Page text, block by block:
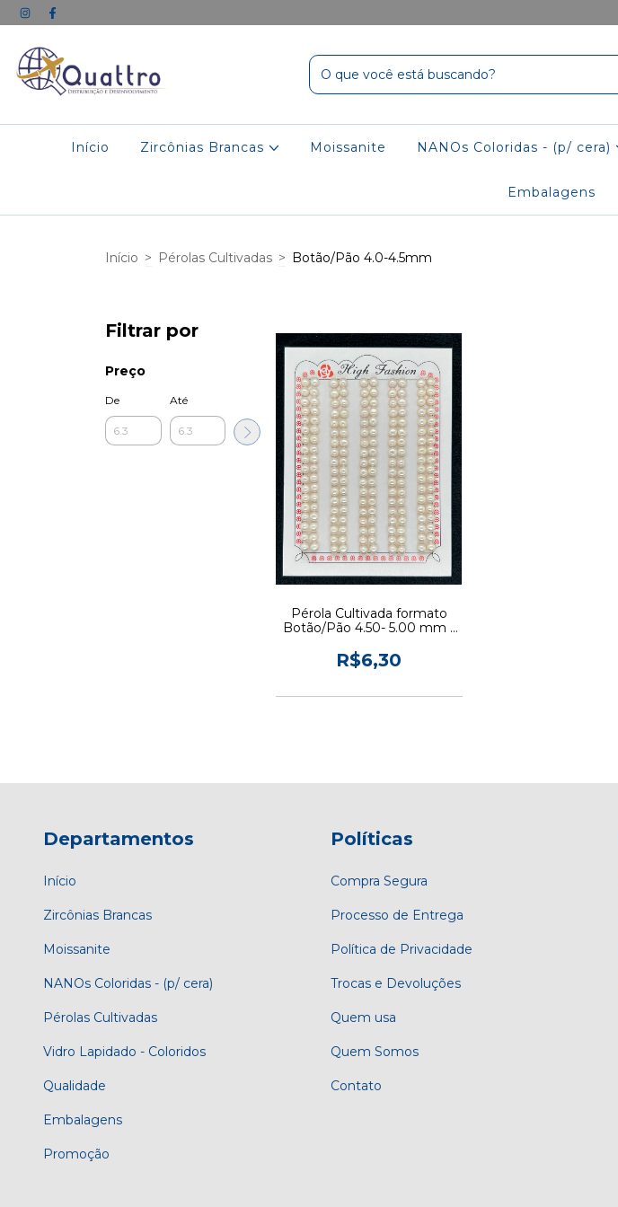
Início Zircônias Brancas Moissanite NANOs Coloridas - (p/ cera)
Embalagens
Início > Pérolas Cultivadas > Botão/Pão 4.0-4.5mm
Filtrar por
Preço
De Até
Pérola Cultivada formato
Botão/Pão 4.50- 5.00 mm -
R$6,30
Departamentos
Início
Zircônias Brancas
Moissanite
NANOs Coloridas - (p/ cera)
Pérolas Cultivadas
Vidro Lapidado - Coloridos
Qualidade
Embalagens
Promoção
Políticas
Compra Segura
Processo de Entrega
Política de Privacidade
Trocas e Devoluções
Quem usa
Quem Somos
Contato